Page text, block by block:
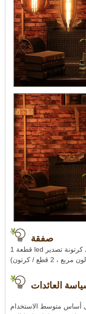
صفقة
1 قطعة led لمبة لكل لون مربع ، ثم 2 قطع معبأة في كرتونة تصدير
العائدات
أساس متوسط ​​الاستخدام